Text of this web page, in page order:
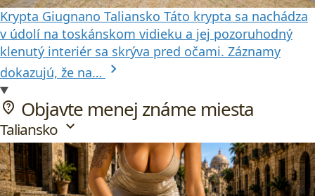
Krypta Giugnano Taliansko Táto krypta sa nachádza
v údolí na toskánskom vidieku a jej pozoruhodný
klenutý interiér sa skrýva pred očami. Záznamy
dokazujú, že na… chevron_right
not_listed_location Objavte menej známe miesta
Taliansko expand_more